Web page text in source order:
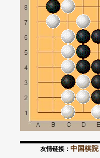
友情链接： 中国棋院